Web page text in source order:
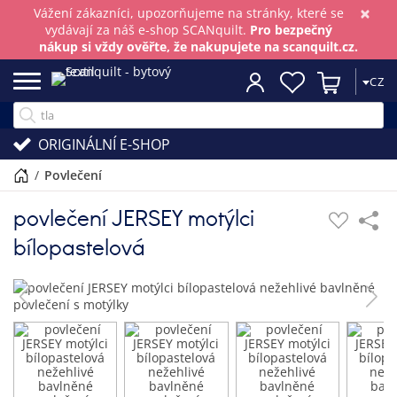
×
Vážení zákazníci, upozorňujeme na stránky, které se
vydávají za náš e-shop SCANquilt. Pro bezpečný
nákup si vždy ověřte, že nakupujete na scanquilt.cz.
CZ
ORIGINÁLNÍ E-SHOP
/ povlečení
povlečení JERSEY motýlci
bílopastelová